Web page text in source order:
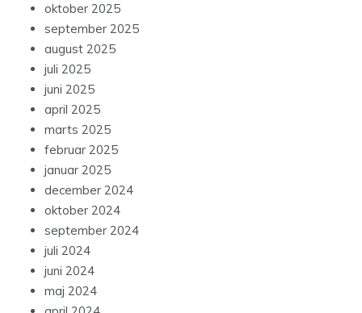
oktober 2025
september 2025
august 2025
juli 2025
juni 2025
april 2025
marts 2025
februar 2025
januar 2025
december 2024
oktober 2024
september 2024
juli 2024
juni 2024
maj 2024